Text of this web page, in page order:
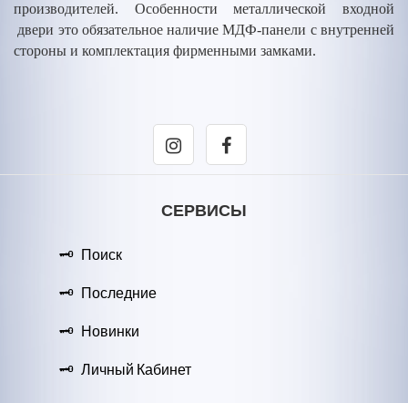
производителей. Особенности металлической входной
двери это обязательное наличие МДФ-панели с внутренней
стороны и комплектация фирменными замками.
СЕРВИСЫ
Поиск
Последние
Новинки
Личный Кабинет